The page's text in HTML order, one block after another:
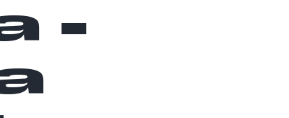
-